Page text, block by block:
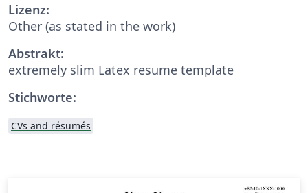
Lizenz:
Other (as stated in the work)
Abstrakt:
extremely slim Latex resume template
Stichworte:
CVs and résumés